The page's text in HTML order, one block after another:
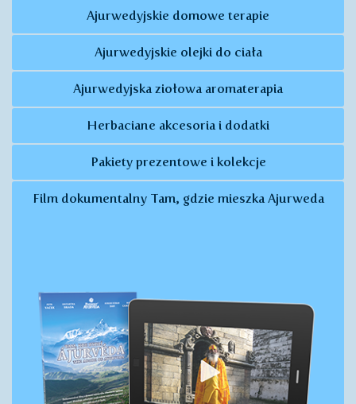
Ajurwedyjskie domowe terapie
Ajurwedyjskie olejki do ciała
Ajurwedyjska ziołowa aromaterapia
Herbaciane akcesoria i dodatki
Pakiety prezentowe i kolekcje
Film dokumentalny Tam, gdzie mieszka Ajurweda